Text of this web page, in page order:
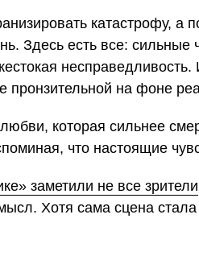
катастрофу, а
Здесь есть все: сильные
пронзительной на фоне
которая сильнее
что настоящие
заметили не все зрители
Хотя сама сцена стала